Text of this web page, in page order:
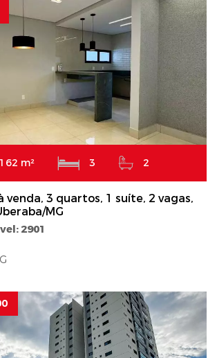
162 m² 3 2
3 quartos, 1 suíte, 2 vagas,
MG
2901